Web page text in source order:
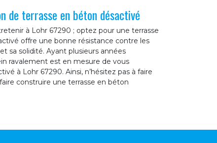
de terrasse en béton désactivé
à Lohr 67290 ; optez pour une terrasse
offre une bonne résistance contre les
sa solidité. Ayant plusieurs années
ravalement est en mesure de vous
à Lohr 67290. Ainsi, n’hésitez pas à faire
construire une terrasse en béton